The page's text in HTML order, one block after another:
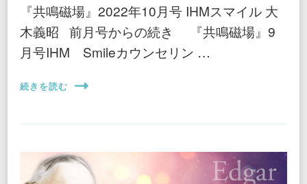
『共鳴磁場』2022年10月号 IHMスマイル 大
木義昭 前月号からの続き 『共鳴磁場』9
月号IHM Smileカウンセリン …
続きを読む